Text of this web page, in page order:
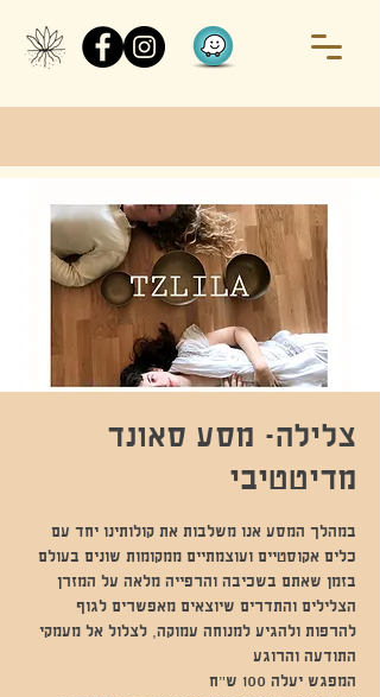
צלילה- מסע סאונד
מדיטטיבי
במהלך המסע אנו משלבות את קולותינו יחד עם
הצלילים והתדרים שיוצאים מאפשרים לגוף
להרפות ולהגיע למנוחה עמוקה, לצלול אל מעמקי